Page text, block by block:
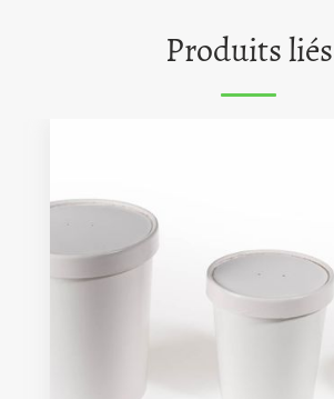
Produits liés